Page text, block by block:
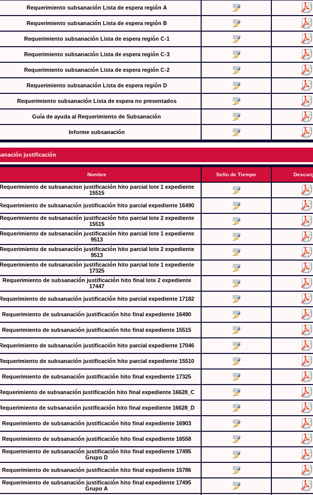
Requerimiento subsanación Lista de espera región A
Requerimiento subsanación Lista de espera región B
Requerimiento subsanación Lista de espera región C-1
Requerimiento subsanación Lista de espera región C-3
Requerimiento subsanación Lista de espera región C-2
Requerimiento subsanación Lista de espera región D
Requerimiento subsanación Lista de espera no presentados
Guía de ayuda al Requerimiento de Subsanación
Informe subsanación
justificación
Nombre Sello de Tiempo
de subsanacion justificación hito parcial lote 1 expediente
15515
de subsanación justificación hito parcial expediente 16490
de subsanación justificación hito parcial lote 2 expediente
15515
de subsanación justificación hito parcial lote 1 expediente
9513
de subsanación justificación hito parcial lote 2 expediente
9513
de subsanación justificación hito parcial lote 1 expediente
17325
Requerimiento de subsanación justificación hito final lote 2 expediente
17447
de subsanación justificación hito parcial expediente 17182
Requerimiento de subsanación justificación hito final expediente 16490
Requerimiento de subsanación justificación hito final expediente 15515
de subsanación justificación hito parcial expediente 17046
de subsanación justificación hito parcial expediente 15510
Requerimiento de subsanación justificación hito final expediente 17325
de subsanación justificación hito final expediente 16628_C
de subsanación justificación hito final expediente 16628_D
Requerimiento de subsanación justificación hito final expediente 16903
Requerimiento de subsanación justificación hito final expediente 16558
Requerimiento de subsanación justificación hito final expediente 17495
Grupo D
Requerimiento de subsanación justificación hito final expediente 15786
Requerimiento de subsanación justificación hito final expediente 17495
Grupo A